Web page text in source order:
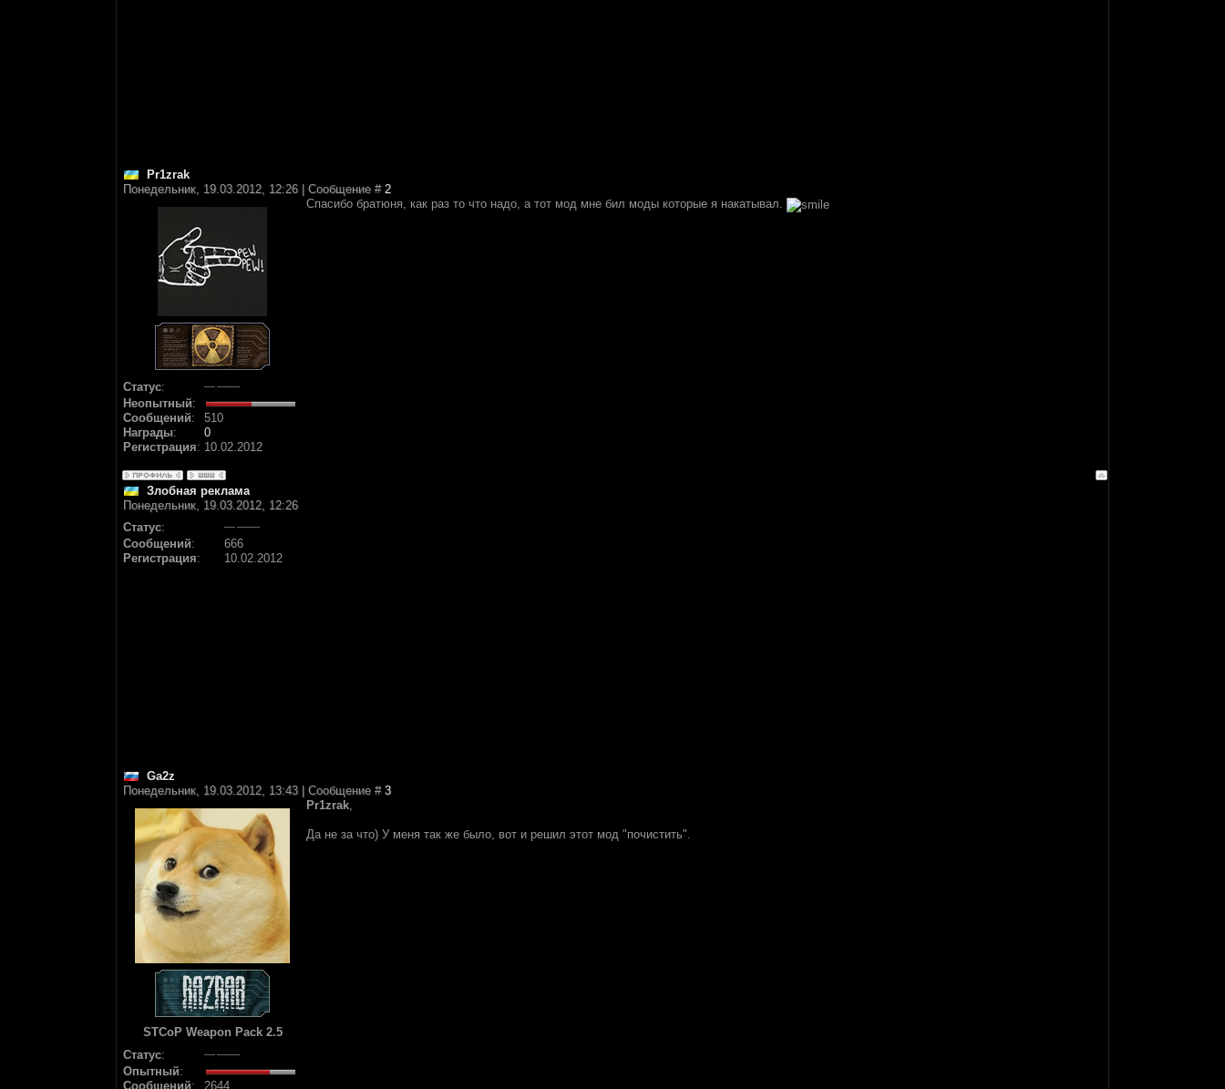
Pr1zrak
Понедельник, 19.03.2012, 12:26 | Сообщение # 2
Статус:
Неопытный:
Сообщений:
510
Награды:
0
Регистрация: 10.02.2012
Спасибо братюня, как раз то что надо, а тот мод мне бил моды которые я накатывал.
Злобная реклама
Понедельник, 19.03.2012, 12:26
Статус:
Сообщений:
666
Регистрация: 10.02.2012
Ga2z
Понедельник, 19.03.2012, 13:43 | Сообщение # 3
STCoP Weapon Pack 2.5
Статус:
Опытный:
Сообщений:
2644
Pr1zrak,
Да не за что) У меня так же было, вот и решил этот мод "почистить".